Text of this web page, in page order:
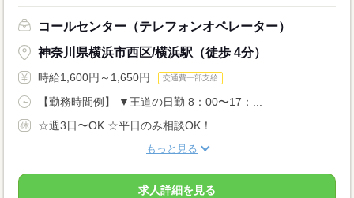
コールセンター（テレフォンオペレーター）
神奈川県横浜市西区/横浜駅（徒歩 4分）
時給1,600円～1,650円 交通費一部支給
【勤務時間例】 ▼王道の日勤 8：00〜17：...
☆週3日〜OK ☆平日のみ相談OK！
もっと見る
求人詳細を見る